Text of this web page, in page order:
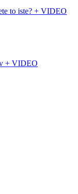
to iste? + VIDEO
+ VIDEO